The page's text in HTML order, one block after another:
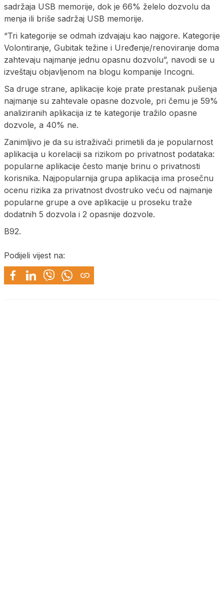
sadržaja USB memorije, dok je 66% želelo dozvolu da
menja ili briše sadržaj USB memorije.
“Tri kategorije se odmah izdvajaju kao najgore. Kategorije
Volontiranje, Gubitak težine i Uređenje/renoviranje doma
zahtevaju najmanje jednu opasnu dozvolu”, navodi se u
izveštaju objavljenom na blogu kompanije Incogni.
Sa druge strane, aplikacije koje prate prestanak pušenja
najmanje su zahtevale opasne dozvole, pri čemu je 59%
analiziranih aplikacija iz te kategorije tražilo opasne
dozvole, a 40% ne.
Zanimljivo je da su istraživači primetili da je popularnost
aplikacija u korelaciji sa rizikom po privatnost podataka:
popularne aplikacije često manje brinu o privatnosti
korisnika. Najpopularnija grupa aplikacija ima prosečnu
ocenu rizika za privatnost dvostruko veću od najmanje
popularne grupe a ove aplikacije u proseku traže
dodatnih 5 dozvola i 2 opasnije dozvole.
B92.
Podijeli vijest na: